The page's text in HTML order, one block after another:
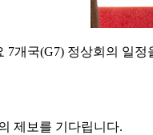
개국(G7) 정상회의 일
제보를 기다립니다.